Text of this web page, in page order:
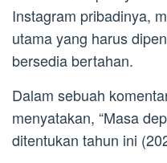
Instagram pribadinya,
utama yang harus
bersedia bertahan.
Dalam sebuah
menyatakan, “Masa
ditentukan tahun ini